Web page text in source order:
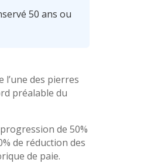
50 ans ou
l’une des pierres
préalable du
de 50%
de réduction des
de paie.